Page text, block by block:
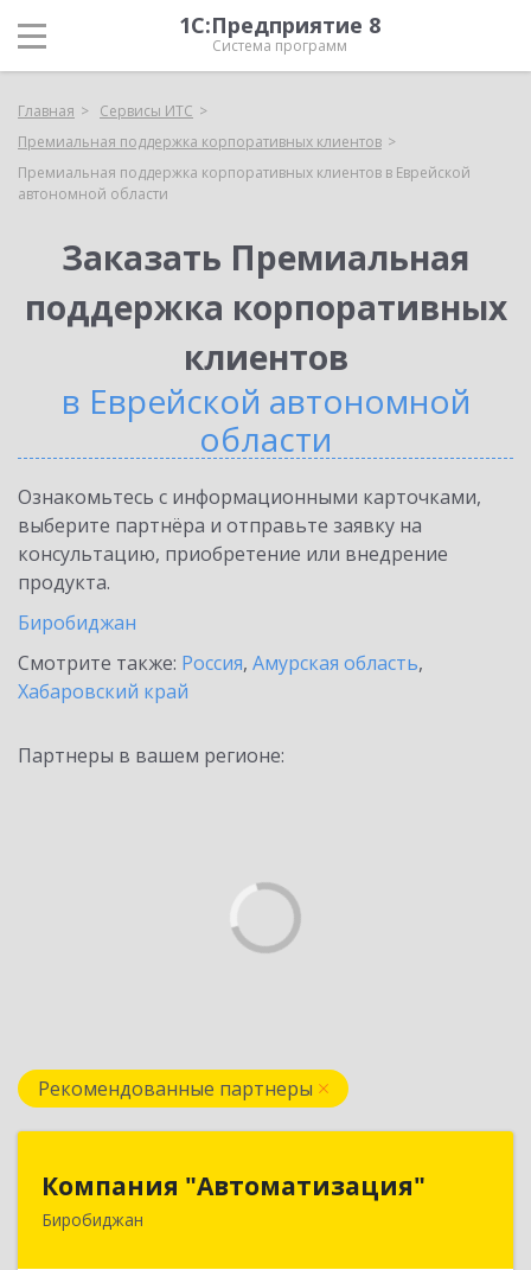
1С:Предприятие 8
Система программ
Главная
Сервисы ИТС
Премиальная поддержка корпоративных клиентов
Премиальная поддержка корпоративных клиентов в Еврейской
автономной области
Заказать Премиальная
поддержка корпоративных
клиентов
в Еврейской автономной
области
Ознакомьтесь с информационными карточками,
выберите партнёра и отправьте заявку на
консультацию, приобретение или внедрение
продукта.
Биробиджан
Смотрите также: Россия, Амурская область,
Хабаровский край
Партнеры в вашем регионе:
Рекомендованные партнеры
Компания "Автоматизация"
Биробиджан679016, Еврейская Аобл, Биробиджан г,